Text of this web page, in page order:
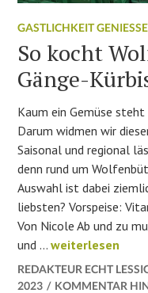
GASTLICHKEIT
So kocht
Gänge-
Kaum ein Gemüse
Darum widmen wir
Saisonal und regional
denn rund um
Auswahl ist dabei
liebsten? Vorspeise:
Von Nicole Ab und zu
und …So kocht
weiterlesen
REDAKTEUR ECHT
2023
KOMMENTAR